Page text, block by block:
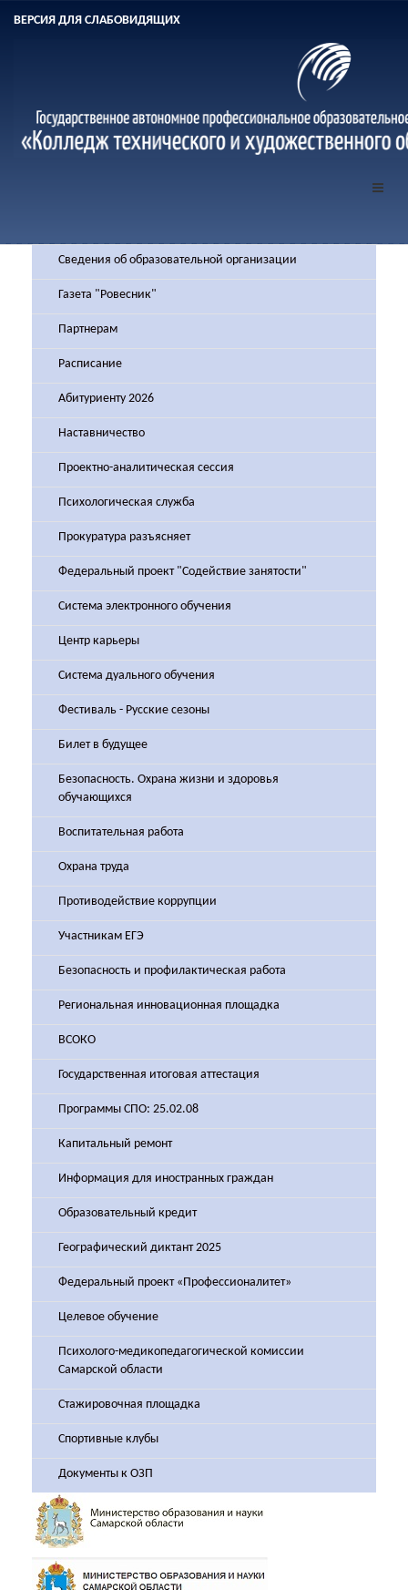
ВЕРСИЯ ДЛЯ СЛАБОВИДЯЩИХ
Сведения об образовательной организации
Газета "Ровесник"
Партнерам
Расписание
Абитуриенту 2026
Наставничество
Проектно-аналитическая сессия
Психологическая служба
Прокуратура разъясняет
Федеральный проект "Содействие занятости"
Система электронного обучения
Центр карьеры
Система дуального обучения
Фестиваль - Русские сезоны
Билет в будущее
Безопасность. Охрана жизни и здоровья
обучающихся
Воспитательная работа
Охрана труда
Противодействие коррупции
Участникам ЕГЭ
Безопасность и профилактическая работа
Региональная инновационная площадка
ВСОКО
Государственная итоговая аттестация
Программы СПО: 25.02.08
Капитальный ремонт
Информация для иностранных граждан
Образовательный кредит
Географический диктант 2025
Федеральный проект «Профессионалитет»
Целевое обучение
Психолого-медикопедагогической комиссии
Самарской области
Стажировочная площадка
Спортивные клубы
Документы к ОЗП